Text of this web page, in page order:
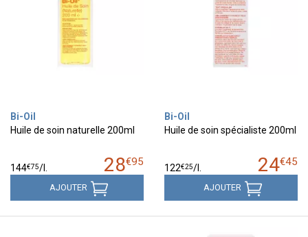
Bi-Oil
Huile de soin naturelle 200ml
28€95
144€75/
AJOUTER
Bi-Oil
Huile de soin spécialiste 200ml
24€45
122€25/
AJOUTER